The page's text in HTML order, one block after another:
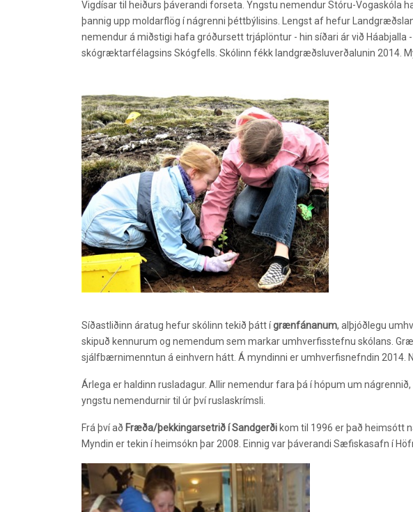
Vigdísar til heiðurs þáverandi forseta. Yngstu nemendur Stóru-
þannig upp moldarflög í nágrenni þéttbýlisins. Lengst af hefur
nemendur á miðstigi hafa gróðursett trjáplöntur - hin síðari ár við Háabjalla
skógræktarfélagsins Skógfells. Skólinn fékk landgræðsluverðalunin 2014.
Síðastliðinn áratug hefur skólinn tekið þátt ígrænfánanum, alþjóðlegu
skipuð kennurum og nemendum sem markar umhverfisstefnu skólans.
sjálfbærnimenntun á einhvern hátt. Á myndinni er umhverfisnefndin 2014.
Árlega er haldinn rusladagur. Allir nemendur fara þá í hópum um
yngstu nemendurnir til úr því ruslaskrímsli.
Frá því að Fræða/þekkingarsetrið í Sandgerði kom til 1996 er það heimsótt
Myndin er tekin í heimsókn þar 2008. Einnig var þáverandi Sæfiskasafn í